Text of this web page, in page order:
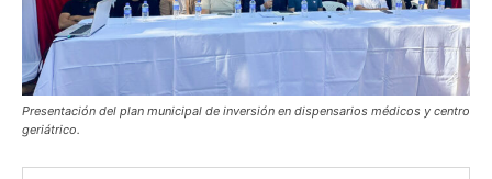
Presentación del plan municipal de inversión en dispensarios médicos y centro
geriátrico.